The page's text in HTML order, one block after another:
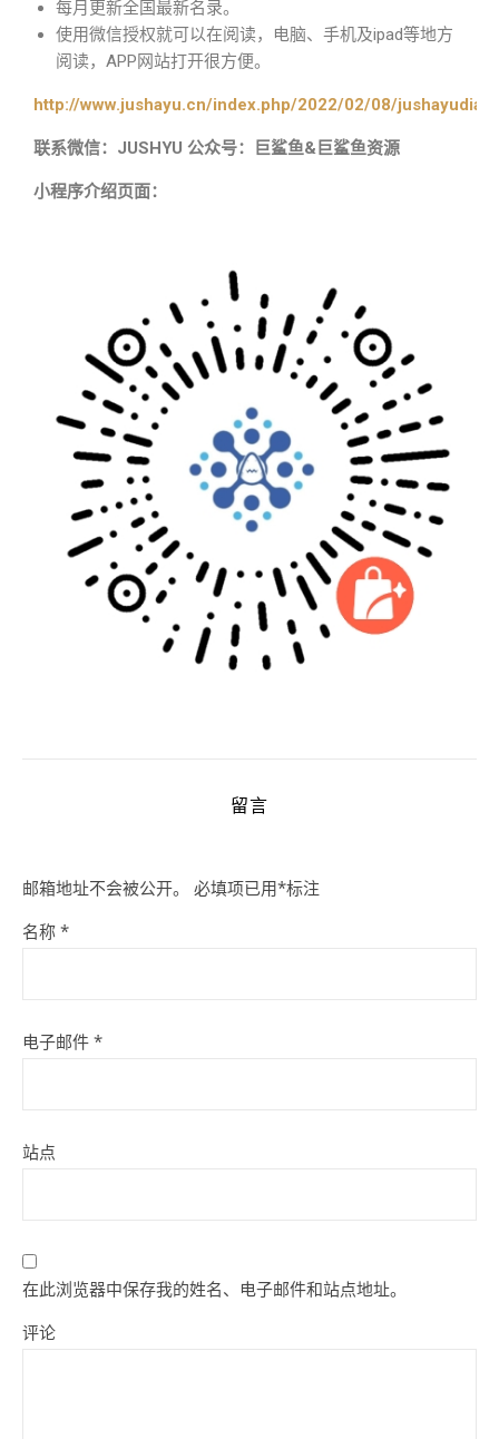
每月更新全国最新名录。
使用微信授权就可以在阅读，电脑、手机及ipad等地方
阅读，APP网站打开很方便。
http://www.jushayu.cn/index.php/2022/02/08/
联系微信：JUSHYU 公众号：巨鲨鱼&巨鲨鱼资源
小程序介绍页面：
留言
邮箱地址不会被公开。 必填项已用*标注
名称 *
电子邮件 *
站点
在此浏览器中保存我的姓名、电子邮件和站点地址。
评论